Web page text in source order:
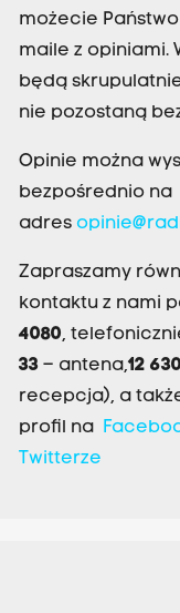
możecie Państwo
maile z opiniami.
będą
nie pozostaną
Opinie można
bezpośrednio na
adres
Zapraszamy
kontaktu z nami
4080,
33– antena,12
recepcja), a
profil na
Twitterze